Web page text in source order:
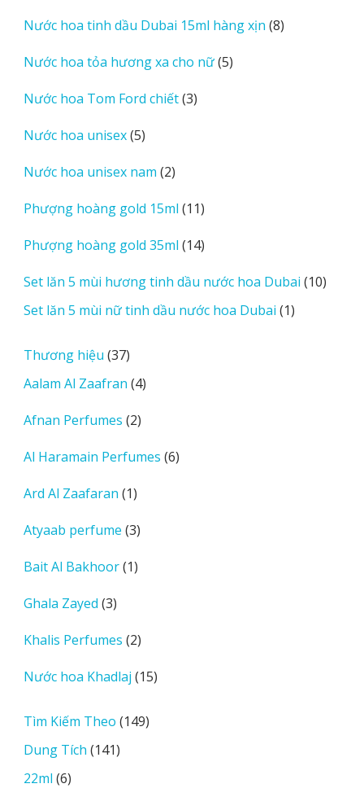
phẩm
Nước hoa tinh dầu Dubai 15ml hàng xịn 88
Nước hoa tỏa hương xa cho nữ 55
Nước hoa Tom Ford chiết 33
Nước hoa unisex 55
phẩm
Nước hoa unisex nam 22
phẩm
Phượng hoàng gold 15ml 1111
phẩm
Phượng hoàng gold 35ml 1414
phẩm
Set lăn 5 mùi hương tinh dầu nước hoa Dubai 1010
Set lăn 5 mùi nữ tinh dầu nước hoa Dubai 11
Thương hiệu 3737
sản
phẩm
Aalam Al Zaafran 44
Afnan Perfumes 22
phẩm
Al Haramain Perfumes 66
Ard Al Zaafaran 11
phẩm
Atyaab perfume 33
phẩm
Bait Al Bakhoor 11
Ghala Zayed 33
phẩm
Khalis Perfumes 22
phẩm
Nước hoa Khadlaj 1515
Tìm Kiếm Theo 149149
Dung Tích 141141
22ml 66